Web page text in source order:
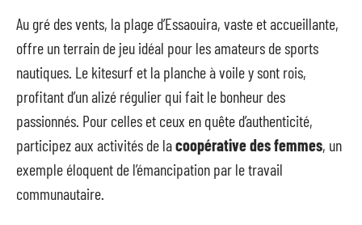
Au gré des vents, la plage d’Essaouira, vaste et accueillante,
offre un terrain de jeu idéal pour les amateurs de sports
nautiques. Le kitesurf et la planche à voile y sont rois,
profitant d’un alizé régulier qui fait le bonheur des
passionnés. Pour celles et ceux en quête d’authenticité,
participez aux activités de lacoopérative des femmes, un
exemple éloquent de l’émancipation par le travail
communautaire.